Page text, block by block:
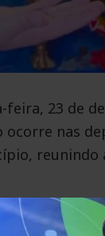
feira, 23 de
nas
o Natal do